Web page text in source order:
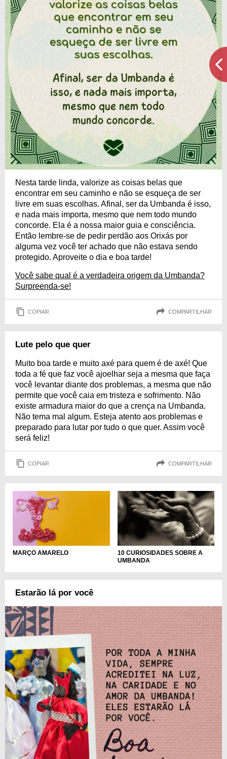
Nesta tarde linda, valorize as coisas belas que
encontrar em seu caminho e não se esqueça de ser
livre em suas escolhas. Afinal, ser da Umbanda é isso,
e nada mais importa, mesmo que nem todo mundo
concorde. Ela é a nossa maior guia e consciência.
Então lembre-se de pedir perdão aos Orixás por
alguma vez você ter achado que não estava sendo
protegido. Aproveite o dia e boa tarde!
Você sabe qual é a verdadeira origem da Umbanda?
Surpreenda-se!
COPIAR COMPARTILHAR
Lute pelo que quer
Muito boa tarde e muito axé para quem é de axé! Que
toda a fé que faz você ajoelhar seja a mesma que faça
você levantar diante dos problemas, a mesma que não
permite que você caia em tristeza e sofrimento. Não
existe armadura maior do que a crença na Umbanda.
Não tema mal algum. Esteja atento aos problemas e
preparado para lutar por tudo o que quer. Assim você
será feliz!
COPIAR COMPARTILHAR
MARÇO AMARELO
10 CURIOSIDADES SOBRE A
UMBANDA
Estarão lá por você